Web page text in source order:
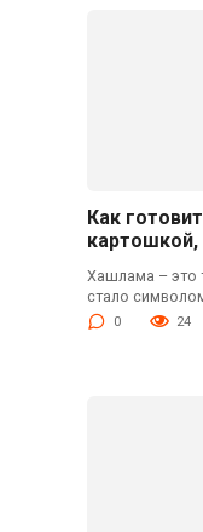
Как
картошкой,
Хашлама – это
стало
0 24